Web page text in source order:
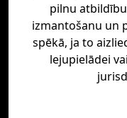
pilnu
izmantošanu un
spēkā, ja to
lejupielādei